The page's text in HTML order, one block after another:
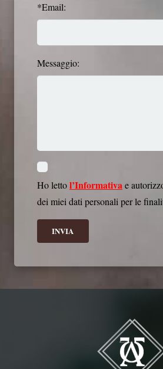
*Email:
Messaggio:
Ho lettol’Informativae
dei miei dati personali per le